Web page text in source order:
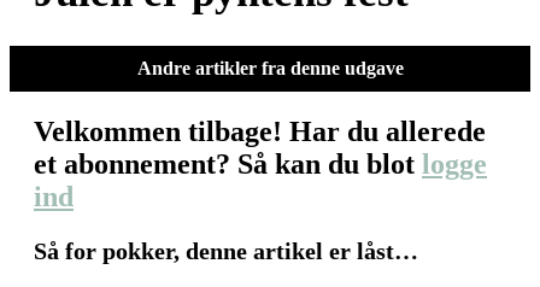
Andre artikler fra denne udgave
Velkommen tilbage! Har du allerede
et abonnement? Så kan du blot logge
ind
Så for pokker, denne artikel er låst…